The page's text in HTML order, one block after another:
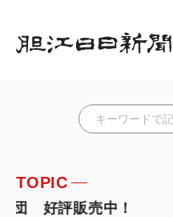
TOPIC
好評販売中！